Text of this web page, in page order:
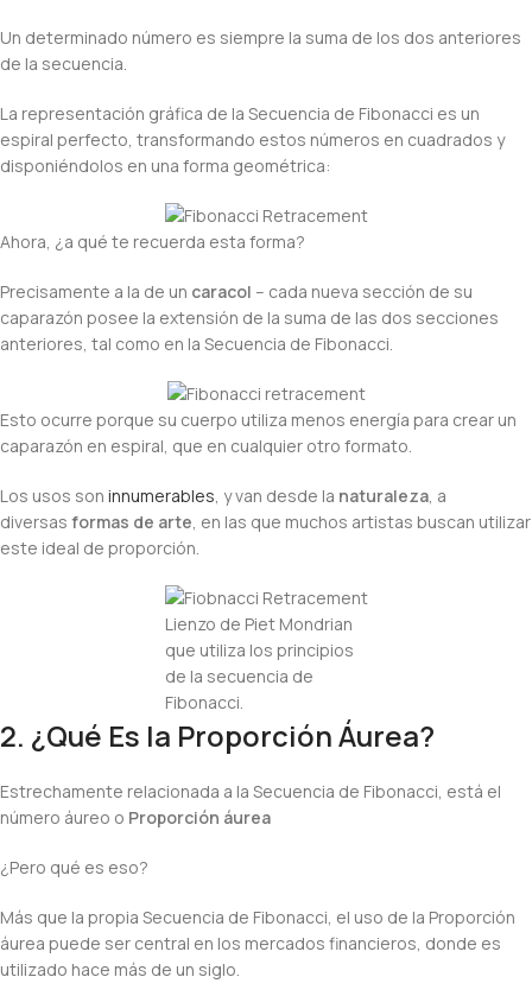
Un determinado número es siempre la suma de los dos anteriores
de la secuencia.
La representación gráfica de la Secuencia de Fibonacci es un
espiral perfecto, transformando estos números en cuadrados y
disponiéndolos en una forma geométrica:
Ahora, ¿a qué te recuerda esta forma?
Precisamente a la de un caracol – cada nueva sección de su
caparazón posee la extensión de la suma de las dos secciones
anteriores, tal como en la Secuencia de Fibonacci.
Esto ocurre porque su cuerpo utiliza menos energía para crear un
caparazón en espiral, que en cualquier otro formato.
Los usos son innumerables, y van desde la naturaleza, a
diversas formas de arte, en las que muchos artistas buscan utilizar
este ideal de proporción.
Lienzo de Piet Mondrian
que utiliza los principios
de la secuencia de
Fibonacci.
2. ¿Qué Es la Proporción Áurea?
Estrechamente relacionada a la Secuencia de Fibonacci, está el
número áureo o Proporción áurea
¿Pero qué es eso?
Más que la propia Secuencia de Fibonacci, el uso de la Proporción
áurea puede ser central en los mercados financieros, donde es
utilizado hace más de un siglo.